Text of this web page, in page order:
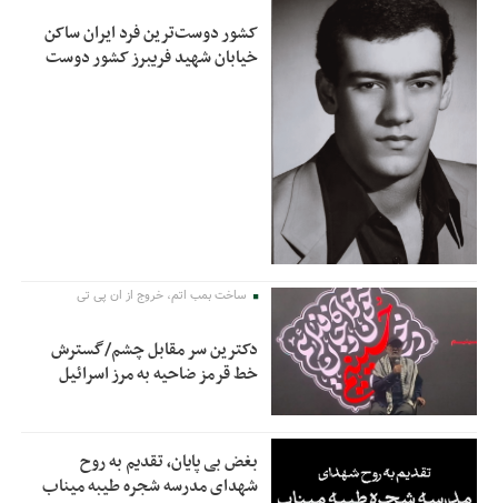
کشور دوست‌ترین فرد ایران ساکن
خیابان شهید فریبرز کشور دوست
ساخت بمب اتم، خروج از ان پی تی
دکترین سر مقابل چشم/گسترش
خط قرمز ضاحیه به مرز اسرائیل
بغض بی پایان، تقدیم به روح
شهدای مدرسه شجره طیبه میناب